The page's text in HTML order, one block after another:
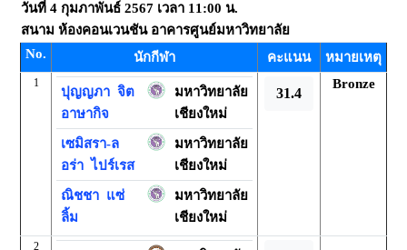
วันที่ 4 กุมภาพันธ์ 2567 เวลา 11:00 น.
สนาม ห้องคอนเวนชัน อาคารศูนย์มหาวิทยาลัย
No.
นักกีฬา คะแนน หมายเหตุ
1
ปุญญภาจิต
อาษากิจ
มหาวิทยาลัย
เชียงใหม่
เซมิสรา-ล
อร่าไปร์เรส
มหาวิทยาลัย
เชียงใหม่
ณิชชาแซ่
ลิ้ม
มหาวิทยาลัย
เชียงใหม่
31.4
Bronze
2